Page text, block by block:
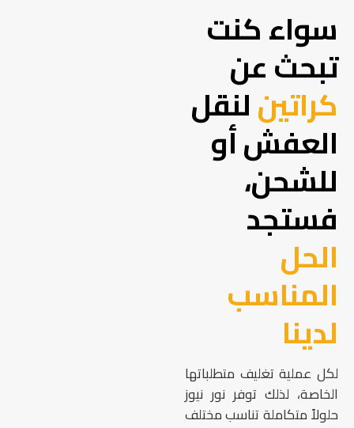
سواء كنت
تبحث عن
كراتينلنقل
العفش أو
للشحن،
فستجد
الحل
المناسب
لدينا
لكل عملية تغليف متطلباتها
الخاصة، لذلك توفر نور نيوز
حلولاً متكاملة تناسب مختلف